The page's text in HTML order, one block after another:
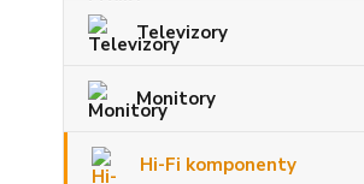
Televizory
Monitory
Hi-Fi komponenty